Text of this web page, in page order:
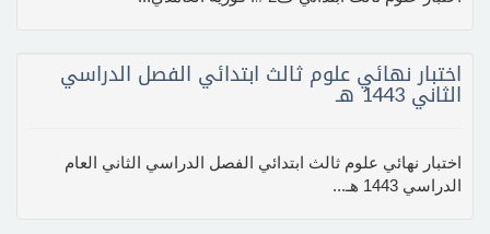
اختبار نهائي علوم ثالث ابتدائي الفصل الدراسي
الثاني 1443 هـ
اختبار نهائي علوم ثالث ابتدائي الفصل الدراسي الثاني العام
الدراسي 1443 هـ...